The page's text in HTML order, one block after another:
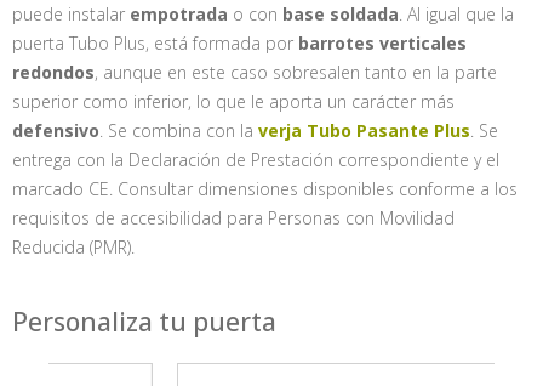
puede instalar empotrada o con base soldada. Al igual que la
puerta Tubo Plus, está formada por barrotes verticales
redondos, aunque en este caso sobresalen tanto en la parte
superior como inferior, lo que le aporta un carácter más
defensivo. Se combina con la verja Tubo Pasante Plus. Se
entrega con la Declaración de Prestación correspondiente y el
marcado CE. Consultar dimensiones disponibles conforme a los
requisitos de accesibilidad para Personas con Movilidad
Reducida (PMR).
Personaliza tu puerta